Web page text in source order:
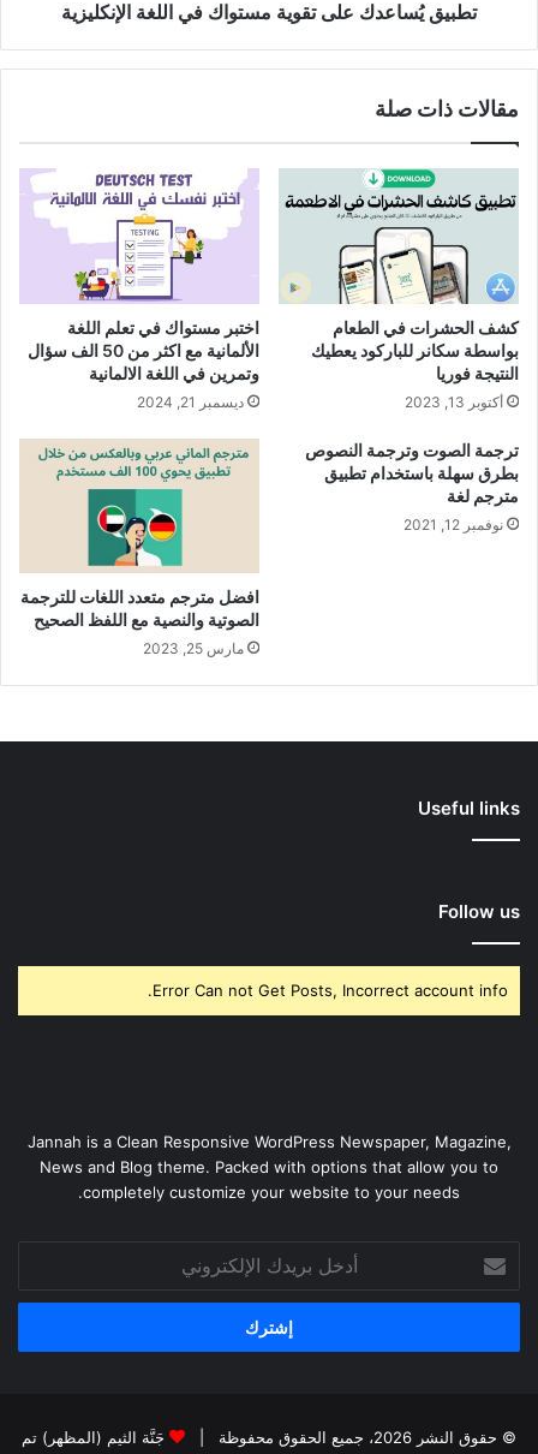
تطبيق يُساعدك على تقوية مستواك في اللغة الإنكليزية
مقالات ذات صلة
كشف الحشرات في الطعام
بواسطة سكانر للباركود يعطيك
النتيجة فوريا
أكتوبر 13, 2023
اختبر مستواك في تعلم اللغة
الألمانية مع اكثر من 50 الف سؤال
وتمرين في اللغة الالمانية
ديسمبر 21, 2024
ترجمة الصوت وترجمة النصوص
بطرق سهلة باستخدام تطبيق
مترجم لغة
نوفمبر 12, 2021
افضل مترجم متعدد اللغات للترجمة
الصوتية والنصية مع اللفظ الصحيح
مارس 25, 2023
Useful links
Follow us
Error Can not Get Posts, Incorrect account info.
Jannah is a Clean Responsive WordPress Newspaper, Magazine,
News and Blog theme. Packed with options that allow you to
completely customize your website to your needs.
بريدك
الإلكتروني
© حقوق النشر 2026، جميع الحقوق محفوظة | جَنَّة الثيم (المظهر) تم